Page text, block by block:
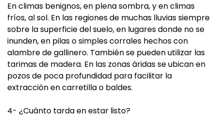
En climas benignos, en plena sombra, y en climas
fríos, al sol. En las regiones de muchas lluvias siempre
sobre la superficie del suelo, en lugares donde no se
inunden, en pilas o simples corrales hechos con
alambre de gallinero. También se pueden utilizar las
tarimas de madera. En las zonas áridas se ubican en
pozos de poca profundidad para facilitar la
extracción en carretilla o baldes.
4- ¿Cuánto tarda en estar listo?